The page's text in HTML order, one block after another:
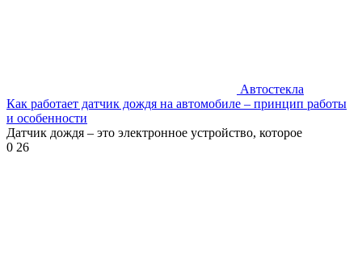
Автостекла
Как работает датчик дождя на автомобиле – принцип работы
и особенности
Датчик дождя – это электронное устройство, которое
0 26